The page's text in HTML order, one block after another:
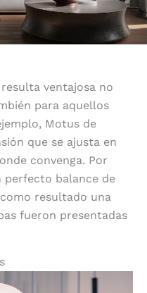
ventajosa no
para aquellos
Motus de
que se ajusta en
convenga. Por
perfecto balance de
resultado una
fueron presentadas